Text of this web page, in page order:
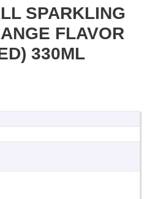
SPARKLING
FLAVOR
330ML